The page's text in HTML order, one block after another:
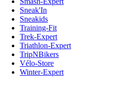
Sneak'In
Sneakids
Training-Fit
Trek-Expert
Triathlon-Expert
TripNBikers
Vélo-Store
Winter-Expert